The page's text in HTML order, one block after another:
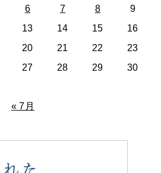
6 7 8
9
13 14 15
16
20 21 22
23
27 28 29
30
« 7月